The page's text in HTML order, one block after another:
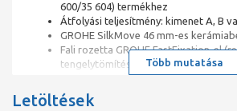
600/35 604) termékhez
Átfolyási teljesítmény: kimenet A, B
GROHE SilkMove 46 mm-es
Fali rozetta GROHE FastFixation-el
tengelytömítés, rejtett rögzítés)
Utólagosan 6°-al állítható fém
3-utas vezérlővel
Fém fogantyúval
Több mutatása
Letöltések